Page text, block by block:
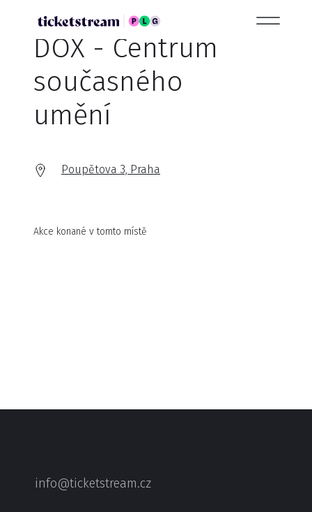
DOX - Centrum
současného
umění
Poupětova 3, Praha
Akce konané v tomto místě
info@ticketstream.cz